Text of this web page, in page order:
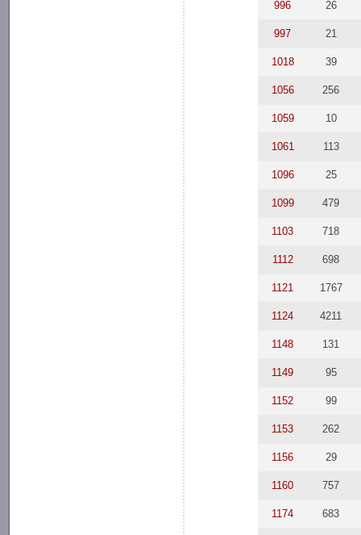
996 26
997 21
1018 39
1056 256
1059 10
1061 113
1096 25
1099 479
1103 718
1112 698
1121 1767
1124 4211
1148 131
1149 95
1152 99
1153 262
1156 29
1160 757
1174 683